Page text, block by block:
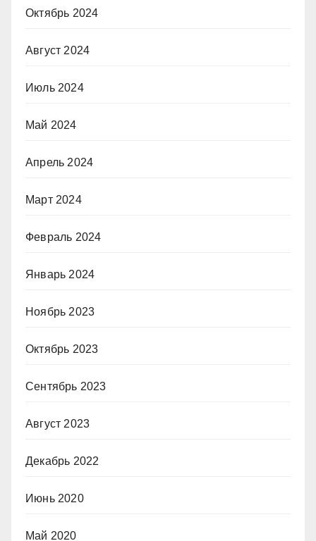
Октябрь 2024
Август 2024
Июль 2024
Май 2024
Апрель 2024
Март 2024
Февраль 2024
Январь 2024
Ноябрь 2023
Октябрь 2023
Сентябрь 2023
Август 2023
Декабрь 2022
Июнь 2020
Май 2020